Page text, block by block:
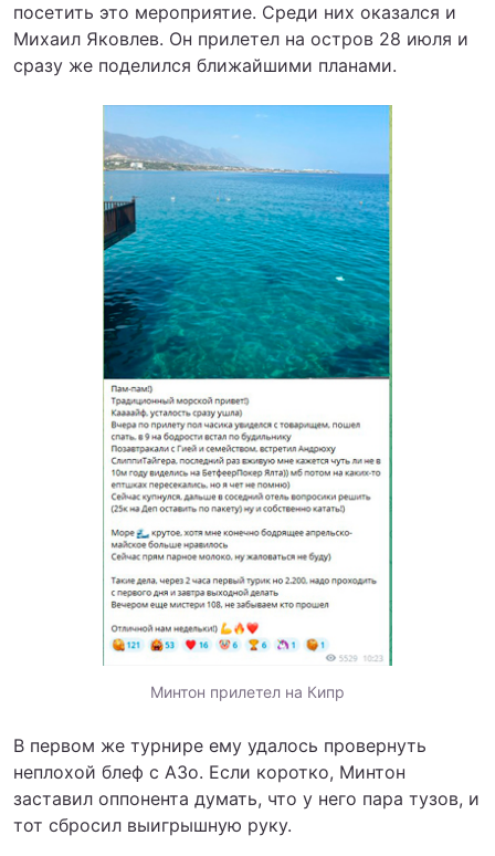
посетить это мероприятие. Среди них оказался и
Михаил Яковлев. Он прилетел на остров 28 июля и
сразу же поделился ближайшими планами.
Минтон прилетел на Кипр
В первом же турнире ему удалось провернуть
неплохой блеф с A3o. Если коротко, Минтон
заставил оппонента думать, что у него пара тузов, и
тот сбросил выигрышную руку.